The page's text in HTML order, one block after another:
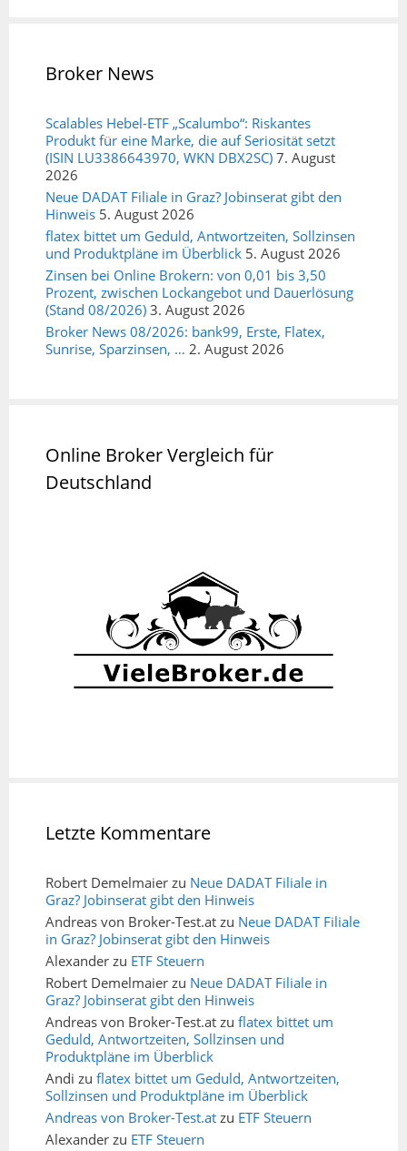
Broker News
Scalables Hebel-ETF „Scalumbo“: Riskantes
Produkt für eine Marke, die auf Seriosität setzt
(ISIN LU3386643970, WKN DBX2SC) 7. August
2026
Neue DADAT Filiale in Graz? Jobinserat gibt den
Hinweis 5. August 2026
flatex bittet um Geduld, Antwortzeiten, Sollzinsen
und Produktpläne im Überblick 5. August 2026
Zinsen bei Online Brokern: von 0,01 bis 3,50
Prozent, zwischen Lockangebot und Dauerlösung
(Stand 08/2026) 3. August 2026
Broker News 08/2026: bank99, Erste, Flatex,
Sunrise, Sparzinsen, … 2. August 2026
Online Broker Vergleich für
Deutschland
Letzte Kommentare
Robert Demelmaier zu Neue DADAT Filiale in
Graz? Jobinserat gibt den Hinweis
Andreas von Broker-Test.at zu Neue DADAT Filiale
in Graz? Jobinserat gibt den Hinweis
Alexander zu ETF Steuern
Robert Demelmaier zu Neue DADAT Filiale in
Graz? Jobinserat gibt den Hinweis
Andreas von Broker-Test.at zu flatex bittet um
Geduld, Antwortzeiten, Sollzinsen und
Produktpläne im Überblick
Andi zu flatex bittet um Geduld, Antwortzeiten,
Sollzinsen und Produktpläne im Überblick
Andreas von Broker-Test.at zu ETF Steuern
Alexander zu ETF Steuern